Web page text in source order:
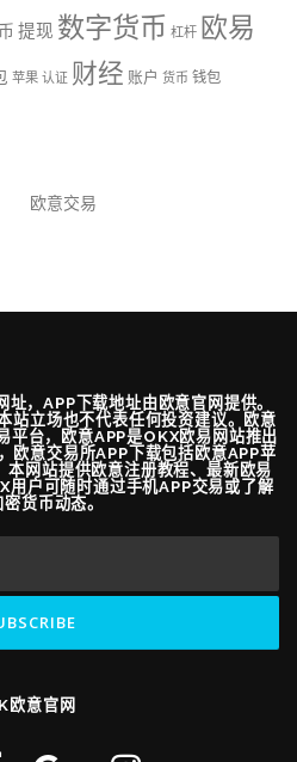
提现 数字货币 杠杆 欧易
苹果 认证 财经 账户 货币 钱包
欧意交易
，APP下载地址由欧意官网提供。
站立场也不代表任何投资建议。欧意
平台，欧意APP是OKX欧易网站推出
欧意交易所APP下载包括欧意APP苹
网站提供欧意注册教程、最新欧易
用户可随时通过手机APP交易或了解
货币动态。
欧意官网